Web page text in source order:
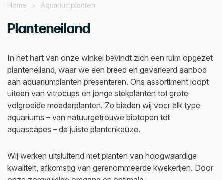
Home > Aquariumplanten
Planteneiland
In het hart van onze winkel bevindt zich een ruim opgezet
planteneiland, waar we een breed en gevarieerd aanbod
aan aquariumplanten presenteren. Ons assortiment loopt
uiteen van vitrocups en jonge stekplanten tot grote
volgroeide moederplanten. Zo bieden wij voor elk type
aquariums – van natuurgetrouwe biotopen tot
aquascapes – de juiste plantenkeuze.
Wij werken uitsluitend met planten van hoogwaardige
kwaliteit, afkomstig van gerenommeerde kwekerijen. Door